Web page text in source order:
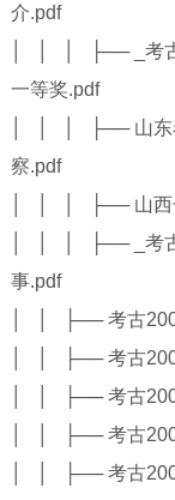
介.pdf
│ │ │ ├── _考古
一等奖.pdf
│ │ │ ├── 山东
察.pdf
│ │ │ ├── 山西
│ │ │ ├── _考古
事.pdf
│ │ ├── 考古
│ │ ├── 考古
│ │ ├── 考古
│ │ ├── 考古
│ │ ├── 考古